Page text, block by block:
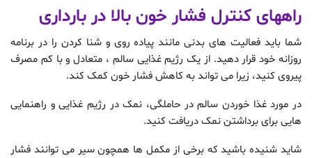
راههای کنترل فشار خون بالا در بارداری
شما باید فعالیت های بدنی مانند پیاده روی و شنا کردن را در برنامه
روزانه خود قرار دهید. از یک رژیم غذایی سالم ، متعادل و با کم مصرف
پیروی کنید، زیرا می تواند به کاهش فشار خون کمک کند.
در مورد غذا خوردن سالم در حاملگی، نمک در رژیم غذایی و راهنمایی
هایی برای برداشتن نمک دریافت کنید.
شاید شنیده باشید که برخی از مکمل ها همچون سیر می توانند فشار